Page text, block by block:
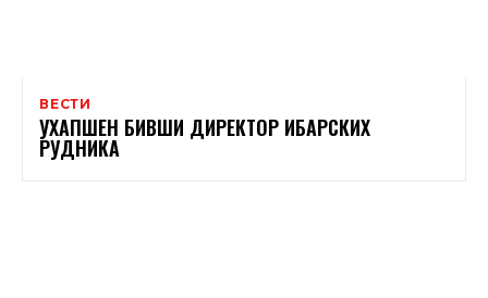
ВЕСТИ
УХАПШЕН БИВШИ ДИРЕКТОР ИБАРСКИХ
РУДНИКА